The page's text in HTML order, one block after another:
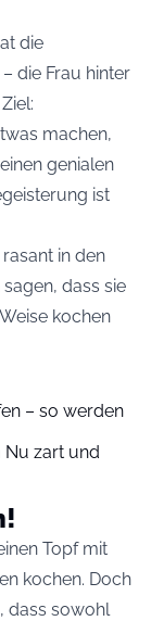
die
die Frau hinter
machen,
genialen
ist
in den
dass sie
kochen
– so werden
Nu zart und
Topf mit
kochen. Doch
dass sowohl